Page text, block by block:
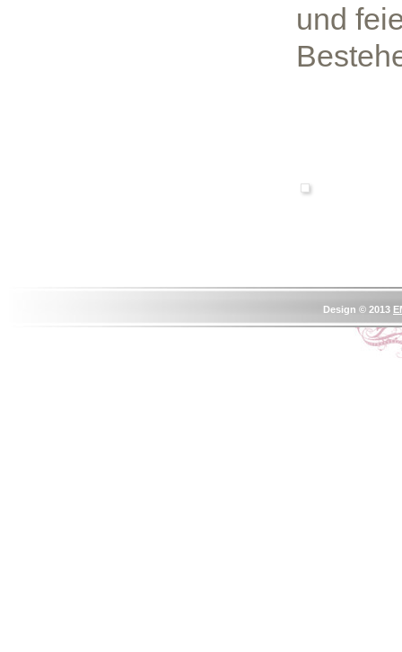
und
Design © 2013